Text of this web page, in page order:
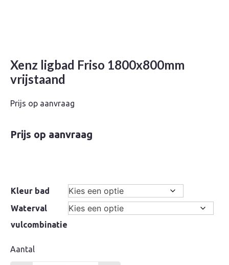
Xenz ligbad Friso 1800x800mm
vrijstaand
Prijs op aanvraag
Prijs op aanvraag
Kleur bad
Waterval
vulcombinatie
Aantal